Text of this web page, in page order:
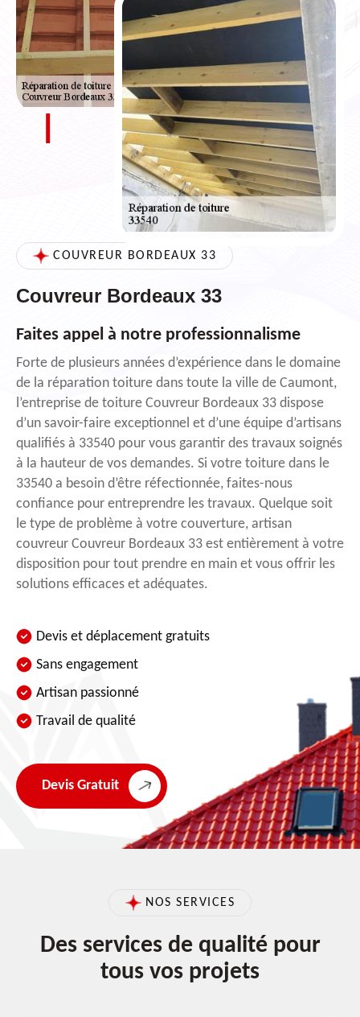
COUVREUR BORDEAUX 33
Couvreur Bordeaux 33
Faites appel à notre professionnalisme
Forte de plusieurs années d’expérience dans le domaine
de la réparation toiture dans toute la ville de Caumont,
l’entreprise de toiture Couvreur Bordeaux 33 dispose
d’un savoir-faire exceptionnel et d’une équipe d’artisans
qualifiés à 33540 pour vous garantir des travaux soignés
à la hauteur de vos demandes. Si votre toiture dans le
33540 a besoin d’être réfectionnée, faites-nous
confiance pour entreprendre les travaux. Quelque soit
le type de problème à votre couverture, artisan
couvreur Couvreur Bordeaux 33 est entièrement à votre
disposition pour tout prendre en main et vous offrir les
solutions efficaces et adéquates.
Devis et déplacement gratuits
Sans engagement
Artisan passionné
Travail de qualité
Devis Gratuit
NOS SERVICES
Des services de qualité pour
tous vos projets